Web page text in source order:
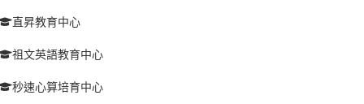
直昇教育中心
祖文英語教育中心
秒速心算培育中心